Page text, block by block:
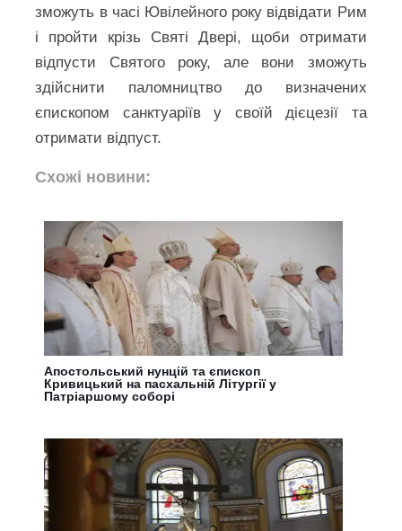
зможуть в часі Ювілейного року відвідати Рим
і пройти крізь Святі Двері, щоби отримати
відпусти Святого року, але вони зможуть
здійснити паломництво до визначених
єпископом санктуаріїв у своїй дієцезії та
отримати відпуст.
Схожі новини:
Апостольський нунцій та єпископ
Кривицький на пасхальній Літургії у
Патріаршому соборі